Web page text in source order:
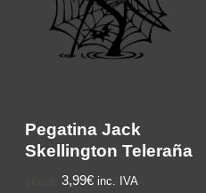
Pegatina Jack
Skellington Teleraña
3,99€ inc. IVA